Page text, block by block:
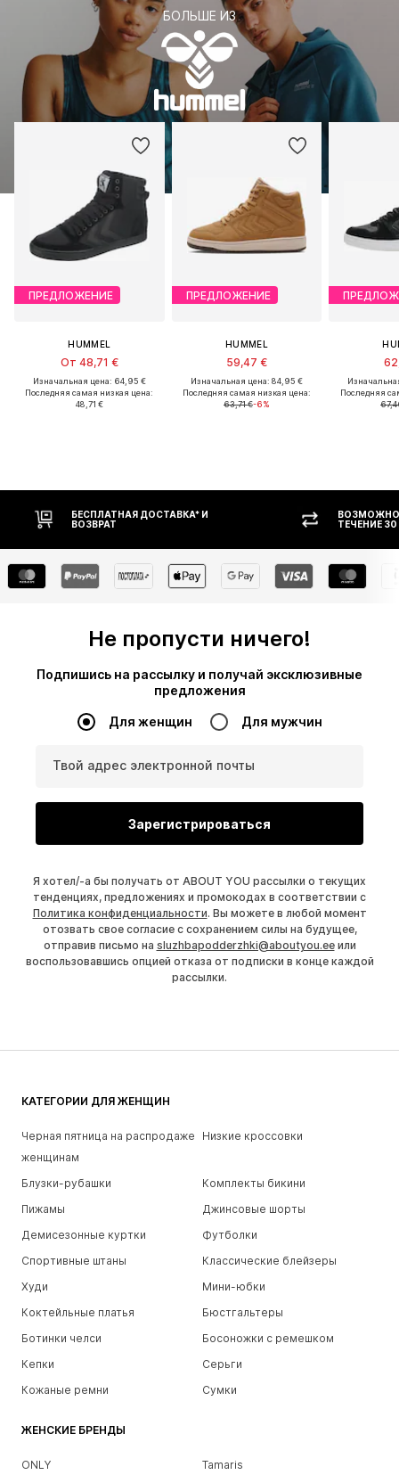
БОЛЬШЕ ИЗ
ПРЕДЛОЖЕНИЕ
HUMMEL
От 48,71 €
Изначальная цена: 64,95 €
Последняя самая низкая цена:
48,71 €
ПРЕДЛОЖЕНИЕ
HUMMEL
59,47 €
Изначальная цена: 84,95 €
Последняя самая низкая цена:
63,71 €-6%
Последняя
ВОЗМОЖНОСТЬ ВОЗВРАТА В
ТЕЧЕНИЕ 30 ДНЕЙ
Не пропусти ничего!
Подпишись на рассылку и получай эксклюзивные
предложения
Для женщин Для мужчин
Твой адрес электронной почты
Зарегистрироваться
Я хотел/-а бы получать от ABOUT YOU рассылки о текущих
тенденциях, предложениях и промокодах в соответствии с
Политика конфиденциальности. Вы можете в любой момент
отозвать свое согласие с сохранением силы на будущее,
отправив письмо на sluzhbapodderzhki@aboutyou.eeили
воспользовавшись опцией отказа от подписки в конце каждой
рассылки.
КАТЕГОРИИ ДЛЯ ЖЕНЩИН
Черная пятница на распродаже
женщинам
Низкие кроссовки
Блузки-рубашки
Комплекты бикини
Пижамы
Джинсовые шорты
Демисезонные куртки
Футболки
Спортивные штаны
Классические блейзеры
Худи
Мини-юбки
Коктейльные платья
Бюстгальтеры
Ботинки челси
Босоножки с ремешком
Кепки
Серьги
Кожаные ремни
Сумки
ЖЕНСКИЕ БРЕНДЫ
ONLY
Tamaris